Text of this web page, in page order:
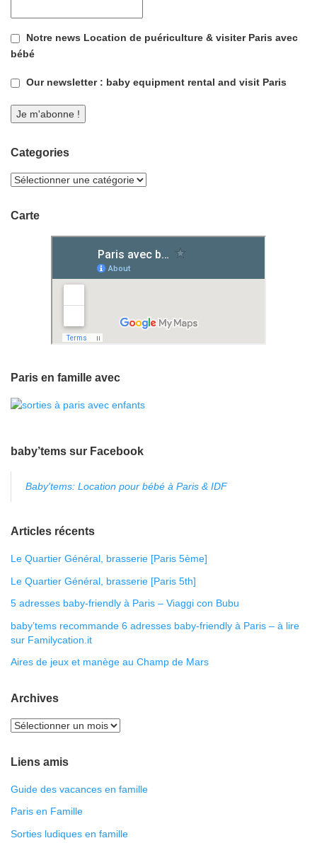
Notre news Location de puériculture & visiter Paris avec
bébé
Our newsletter : baby equipment rental and visit Paris
Categories
Carte
Paris en famille avec
baby’tems sur Facebook
Baby'tems: Location pour bébé à Paris & IDF
Articles récents
Le Quartier Général, brasserie [Paris 5ème]
Le Quartier Général, brasserie [Paris 5th]
5 adresses baby-friendly à Paris – Viaggi con Bubu
baby’tems recommande 6 adresses baby-friendly à Paris – à lire
sur Familycation.it
Aires de jeux et manège au Champ de Mars
Archives
Liens amis
Guide des vacances en famille
Paris en Famille
Sorties ludiques en famille